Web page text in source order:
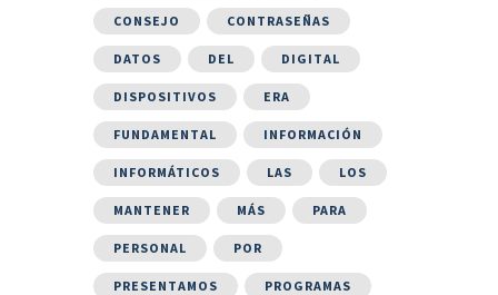
CONSEJO CONTRASEÑAS
DATOS DEL DIGITAL
DISPOSITIVOS ERA
FUNDAMENTAL INFORMACIÓN
INFORMÁTICOS LAS LOS
MANTENER MÁS PARA
PERSONAL POR
PRESENTAMOS PROGRAMAS